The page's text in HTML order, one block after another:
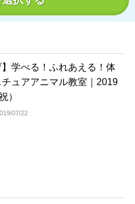
】学べる！ふれあえる！体
ュアアニマル教室｜2019
）
07/22